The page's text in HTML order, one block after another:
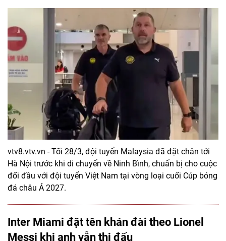
vtv8.vtv.vn - Tối 28/3, đội tuyển Malaysia đã đặt chân tới
Hà Nội trước khi di chuyển về Ninh Bình, chuẩn bị cho cuộc
đối đầu với đội tuyển Việt Nam tại vòng loại cuối Cúp bóng
đá châu Á 2027.
Inter Miami đặt tên khán đài theo Lionel
Messi khi anh vẫn thi đấu